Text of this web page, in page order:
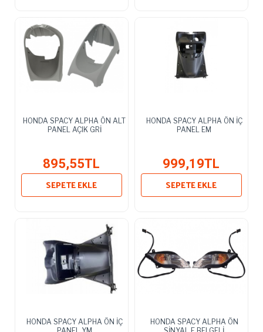
HONDA SPACY ALPHA ÖN ALT
PANEL AÇIK GRİ
895,55TL
SEPETE EKLE
HONDA SPACY ALPHA ÖN İÇ
PANEL EM
999,19TL
SEPETE EKLE
HONDA SPACY ALPHA ÖN İÇ
HONDA SPACY ALPHA ÖN